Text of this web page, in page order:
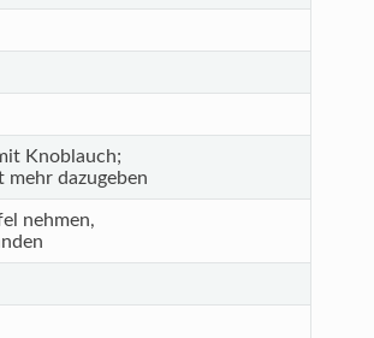
Knoblauch;
dazugeben
nehmen,